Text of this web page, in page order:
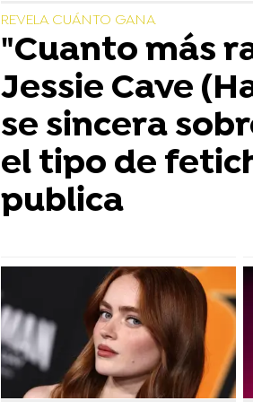
REVELA CUÁNTO GANA
"Cuanto más
Jessie Cave
se sincera
el tipo de
publica